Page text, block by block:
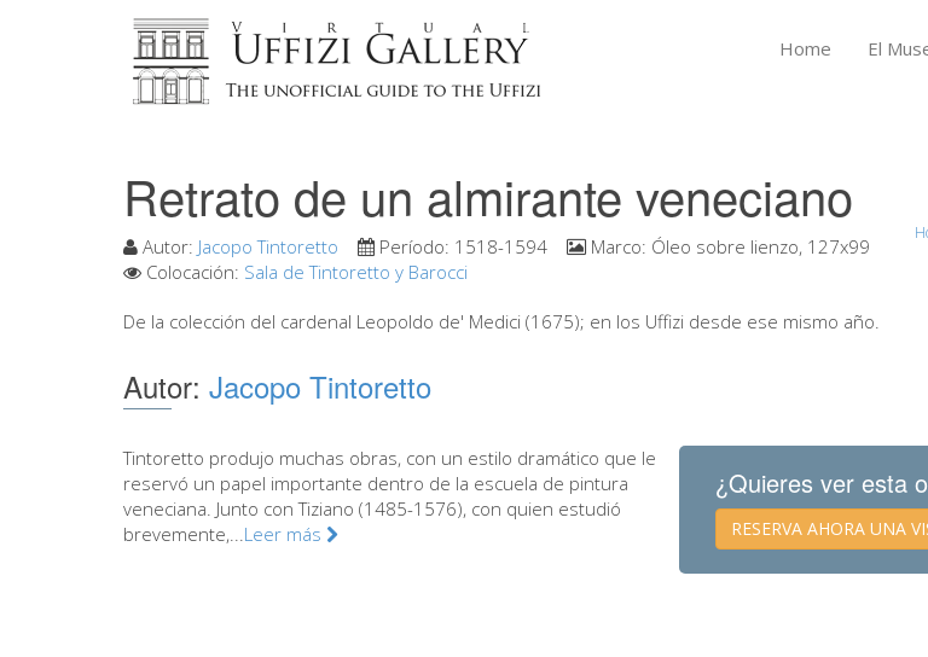
Home El
Retrato de un almirante veneciano
Autor: Jacopo Tintoretto Período: 1518-1594 Marco: Óleo sobre lienzo, 127x99
Colocación: Sala de Tintoretto y Barocci
De la colección del cardenal Leopoldo de' Medici (1675); en los Uffizi desde ese mismo año.
Autor: Jacopo Tintoretto
¿Quieres ver esta
RESERVA AHORA UNA
Tintoretto produjo muchas obras, con un estilo dramático que le
reservó un papel importante dentro de la escuela de pintura
veneciana. Junto con Tiziano (1485-1576), con quien estudió
brevemente,...Leer más